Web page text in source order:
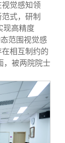
觉感知领
式，研制
现高精度
范围视觉感
相互制约的
，被两院院士